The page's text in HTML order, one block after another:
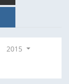
2015